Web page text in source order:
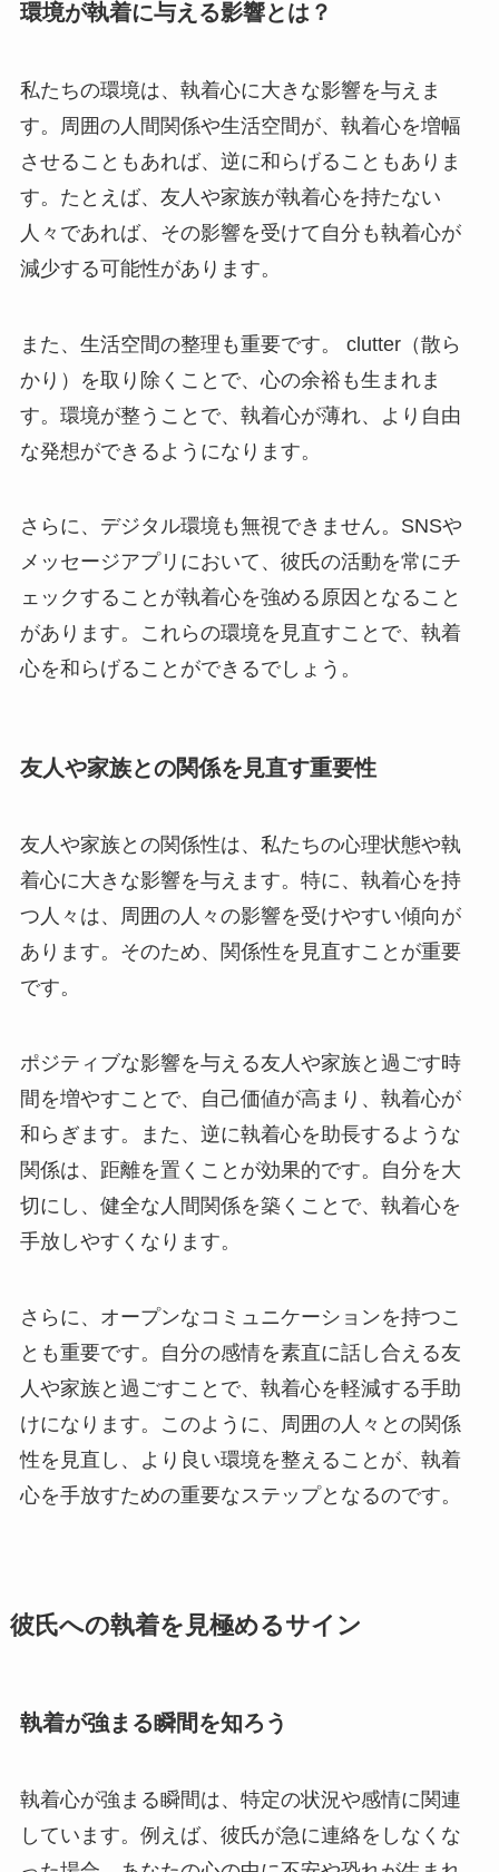
環境が執着に与える影響とは？
私たちの環境は、執着心に大きな影響を与えま
す。周囲の人間関係や生活空間が、執着心を増幅
させることもあれば、逆に和らげることもありま
す。たとえば、友人や家族が執着心を持たない
人々であれば、その影響を受けて自分も執着心が
減少する可能性があります。
また、生活空間の整理も重要です。 clutter（散ら
かり）を取り除くことで、心の余裕も生まれま
す。環境が整うことで、執着心が薄れ、より自由
な発想ができるようになります。
さらに、デジタル環境も無視できません。SNSや
メッセージアプリにおいて、彼氏の活動を常にチ
ェックすることが執着心を強める原因となること
があります。これらの環境を見直すことで、執着
心を和らげることができるでしょう。
友人や家族との関係を見直す重要性
友人や家族との関係性は、私たちの心理状態や執
着心に大きな影響を与えます。特に、執着心を持
つ人々は、周囲の人々の影響を受けやすい傾向が
あります。そのため、関係性を見直すことが重要
です。
ポジティブな影響を与える友人や家族と過ごす時
間を増やすことで、自己価値が高まり、執着心が
和らぎます。また、逆に執着心を助長するような
関係は、距離を置くことが効果的です。自分を大
切にし、健全な人間関係を築くことで、執着心を
手放しやすくなります。
さらに、オープンなコミュニケーションを持つこ
とも重要です。自分の感情を素直に話し合える友
人や家族と過ごすことで、執着心を軽減する手助
けになります。このように、周囲の人々との関係
性を見直し、より良い環境を整えることが、執着
心を手放すための重要なステップとなるのです。
彼氏への執着を見極めるサイン
執着が強まる瞬間を知ろう
執着心が強まる瞬間は、特定の状況や感情に関連
しています。例えば、彼氏が急に連絡をしなくな